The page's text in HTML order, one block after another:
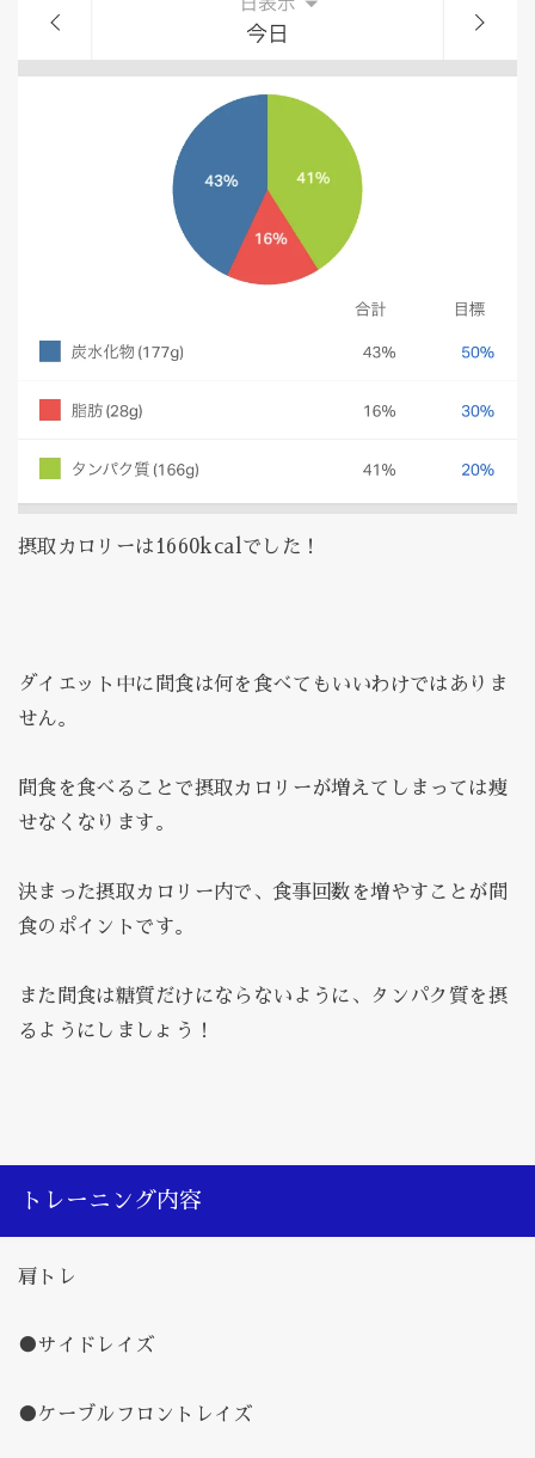
摂取カロリーは1660kcalでした！
ダイエット中に間食は何を食べてもいいわけではありま
せん。
間食を食べることで摂取カロリーが増えてしまっては痩
せなくなります。
決まった摂取カロリー内で、食事回数を増やすことが間
食のポイントです。
また間食は糖質だけにならないように、タンパク質を摂
るようにしましょう！
トレーニング内容
肩トレ
●サイドレイズ
●ケーブルフロントレイズ